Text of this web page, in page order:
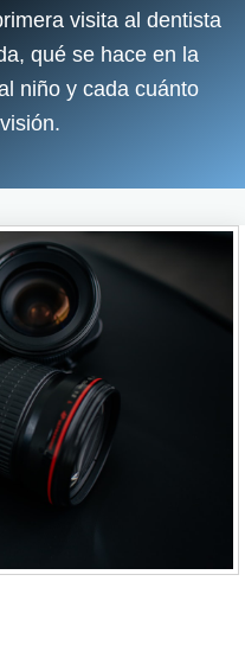
visita al dentista
qué se hace en la
niño y cada cuánto